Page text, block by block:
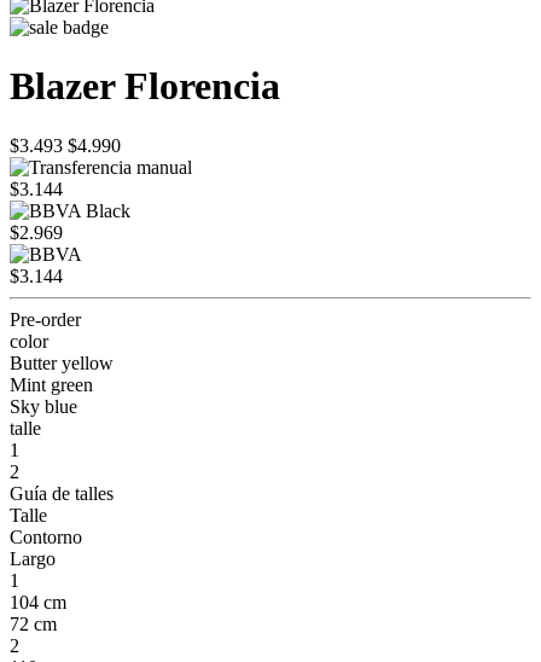
Blazer Florencia
$3.493 $4.990
$3.144
$2.969
$3.144
Pre-order
color
Butter yellow
Mint green
Sky blue
talle
1
2
Guía de talles
Talle
Contorno
Largo
1
104 cm
72 cm
2